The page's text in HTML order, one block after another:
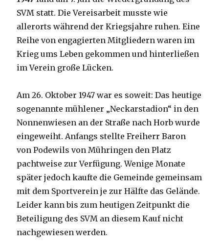
SVM statt. Die Vereisarbeit musste wie
allerorts während der Kriegsjahre ruhen. Eine
Reihe von engagierten Mitgliedern waren im
Krieg ums Leben gekommen und hinterließen
im Verein große Lücken.
Am 26. Oktober 1947 war es soweit: Das heutige
sogenannte mühlener „Neckarstadion“ in den
Nonnenwiesen an der Straße nach Horb wurde
eingeweiht. Anfangs stellte Freiherr Baron
von Podewils von Mühringen den Platz
pachtweise zur Verfügung. Wenige Monate
später jedoch kaufte die Gemeinde gemeinsam
mit dem Sportverein je zur Hälfte das Gelände.
Leider kann bis zum heutigen Zeitpunkt die
Beteiligung des SVM an diesem Kauf nicht
nachgewiesen werden.